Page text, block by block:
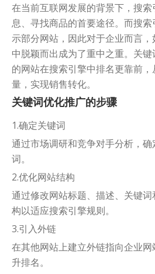
在当前互联网发展的背景下，搜
息、寻找商品的首要途径。而搜
示部分网站，因此对于企业而言
中脱颖而出成为了重中之重。关
的网站在搜索引擎中排名更靠前
量，实现销售转化。
关键词优化推广的步骤
1.确定关键词
通过市场调研和竞争对手分析，
词。
2.优化网站结构
通过修改网站标题、描述、关键
构以适应搜索引擎规则。
3.引入外链
在其他网站上建立外链指向企业
升排名。